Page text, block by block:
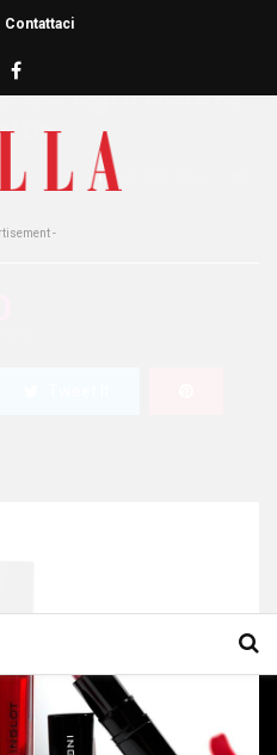
Contattaci
-
ad ogni donna
1